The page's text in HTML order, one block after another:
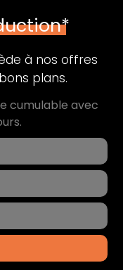
à nos offres
plans.
cumulable avec